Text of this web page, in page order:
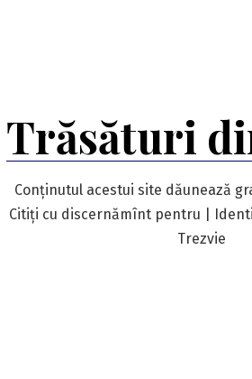
Trăsături
Conținutul acestui site dăunează
Citiți cu discernămînt pentru |
Trezvie